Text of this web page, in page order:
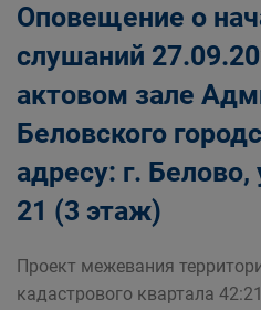
Оповещение о
слушаний
актовом зале
Беловского
адресу: г. Белово,
21 (3 этаж)
Проект межевания
кадастрового квартала